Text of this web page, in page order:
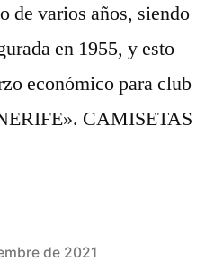
de varios años, siendo
en 1955, y esto
económico para club
CAMISETAS
de 2021